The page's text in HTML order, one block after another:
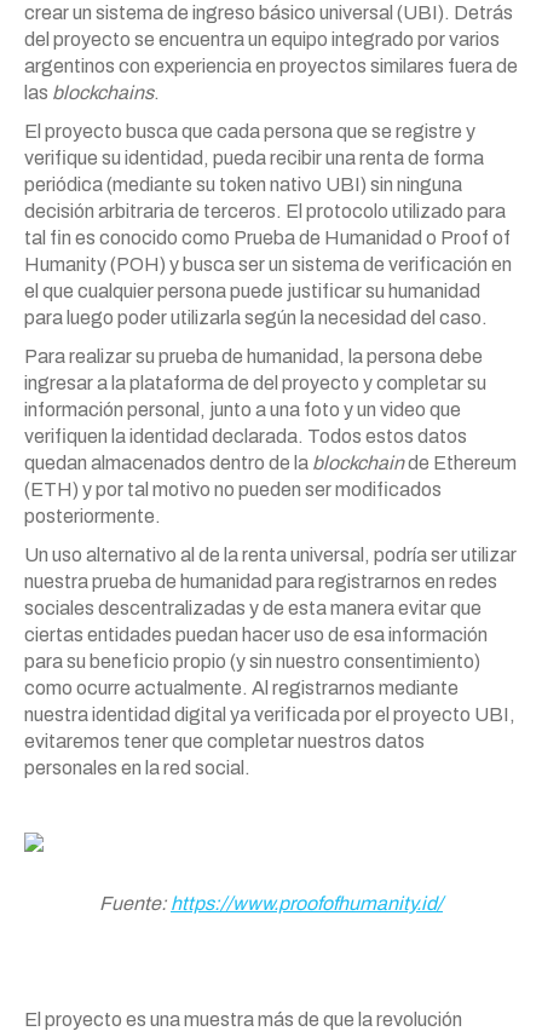
crear un sistema de ingreso básico universal (UBI). Detrás
del proyecto se encuentra un equipo integrado por varios
argentinos con experiencia en proyectos similares fuera de
las blockchains.
El proyecto busca que cada persona que se registre y
verifique su identidad, pueda recibir una renta de forma
periódica (mediante su token nativo UBI) sin ninguna
decisión arbitraria de terceros. El protocolo utilizado para
tal fin es conocido como Prueba de Humanidad o Proof of
Humanity (POH) y busca ser un sistema de verificación en
el que cualquier persona puede justificar su humanidad
para luego poder utilizarla según la necesidad del caso.
Para realizar su prueba de humanidad, la persona debe
ingresar a la plataforma de del proyecto y completar su
información personal, junto a una foto y un video que
verifiquen la identidad declarada. Todos estos datos
quedan almacenados dentro de la blockchainde Ethereum
(ETH) y por tal motivo no pueden ser modificados
posteriormente.
Un uso alternativo al de la renta universal, podría ser utilizar
nuestra prueba de humanidad para registrarnos en redes
sociales descentralizadas y de esta manera evitar que
ciertas entidades puedan hacer uso de esa información
para su beneficio propio (y sin nuestro consentimiento)
como ocurre actualmente. Al registrarnos mediante
nuestra identidad digital ya verificada por el proyecto UBI,
evitaremos tener que completar nuestros datos
personales en la red social.
Fuente: https://www.proofofhumanity.id/
El proyecto es una muestra más de que la revolución